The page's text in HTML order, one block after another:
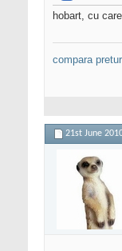
hobart, cu
compara
21st June